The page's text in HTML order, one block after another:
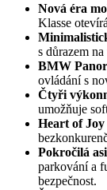
Nová éra
Klasse
s důrazem
BMW
ovládání s
Čtyři
umožňuje
Heart of Joy
Pokročilá
parkování a
bezpečnost.